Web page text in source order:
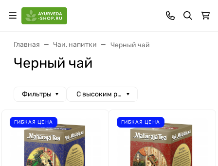
Главная Чаи, напитки Черный чай
Черный чай
Фильтры С высоким рейтингом
ГИБКАЯ ЦЕНА ГИБКАЯ ЦЕНА